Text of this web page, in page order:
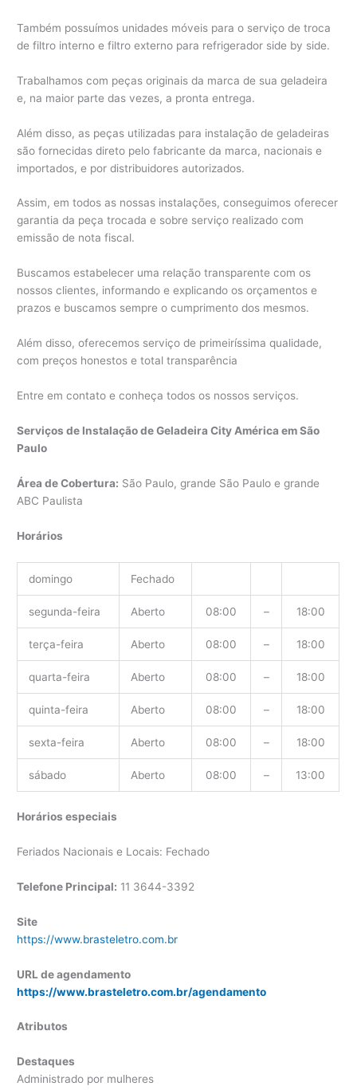
Também possuímos unidades móveis para o serviço de troca
de filtro interno e filtro externo para refrigerador side by side.
Trabalhamos com peças originais da marca de sua geladeira
e, na maior parte das vezes, a pronta entrega.
Além disso, as peças utilizadas para instalação de geladeiras
são fornecidas direto pelo fabricante da marca, nacionais e
importados, e por distribuidores autorizados.
Assim, em todos as nossas instalações, conseguimos oferecer
garantia da peça trocada e sobre serviço realizado com
emissão de nota fiscal.
Buscamos estabelecer uma relação transparente com os
nossos clientes, informando e explicando os orçamentos e
prazos e buscamos sempre o cumprimento dos mesmos.
Além disso, oferecemos serviço de primeiríssima qualidade,
com preços honestos e total transparência
Entre em contato e conheça todos os nossos serviços.
Serviços de Instalação de Geladeira City América em São
Paulo
Área de Cobertura: São Paulo, grande São Paulo e grande
ABC Paulista
Horários
domingo Fechado
segunda-feira Aberto 08:00 – 18:00
terça-feira Aberto 08:00 – 18:00
quarta-feira Aberto 08:00 – 18:00
quinta-feira Aberto 08:00 – 18:00
sexta-feira Aberto 08:00 – 18:00
sábado Aberto 08:00 – 13:00
Horários especiais
Feriados Nacionais e Locais: Fechado
Telefone Principal: 11 3644-3392
Site
https://www.brasteletro.com.br
URL de agendamento
https://www.brasteletro.com.br/agendamento
Atributos
Destaques
Administrado por mulheres